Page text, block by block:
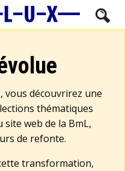
vous découvrirez une
thématiques
web de la BmL,
de refonte.
transformation,